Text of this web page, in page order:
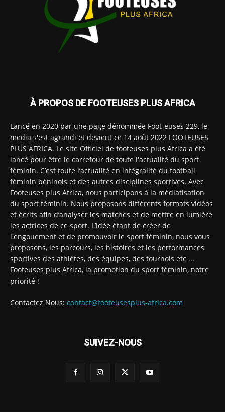
À PROPOS DE FOOTEUSES PLUS AFRICA
Lancé en 2020 par une page dénommée Foot-euses 229, le
media s'est agrandi et devient ce 14 août 2022 FOOTEUSES
PLUS AFRICA. Le site Officiel de footeuses plus Africa a été
lancé pour être le carrefour de toute l'actualité du sport
féminin. C’est toute l’actualité en intégralité du football
féminin béninois et des autres disciplines sportives. Avec
Footeuses plus Africa, nous participons à la médiatisation
du sport féminin. Nous proposons différents formats vidéos
et écrits afin d’analyser les matches et de mettre en lumière
les actrices de ce sport. L’idée étant de créer de
l'engouement et de promouvoir le sport féminin, nous vous
proposons, les parcours, les histoires et les performances
sportives des athlètes, des équipes, des tournois etc ...
Footeuses plus Africa, la promotion du sport féminin, notre
priorité !
Contactez Nous: contact@footeusesplus-africa.com
SUIVEZ-NOUS